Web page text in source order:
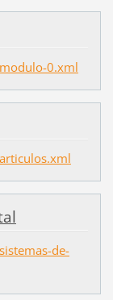
0.xml
de-